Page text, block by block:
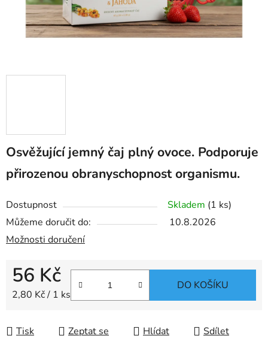
Osvěžující jemný čaj plný ovoce. Podporuje
přirozenou obranyschopnost organismu.
Dostupnost Skladem (1 ks)
Můžeme doručit do:
10.8.2026
Možnosti doručení
56 Kč
Měrná cena:
2,80 Kč / 1 ks
DO KOŠÍKU
Tisk Zeptat se Hlídat Sdílet